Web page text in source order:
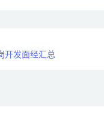
开发面经汇总